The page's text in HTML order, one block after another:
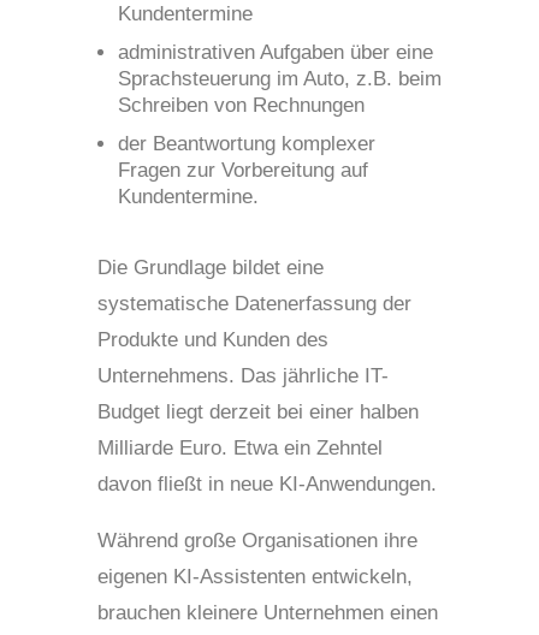
Kundentermine
administrativen Aufgaben über eine
Sprachsteuerung im Auto, z.B. beim
Schreiben von Rechnungen
der Beantwortung komplexer
Fragen zur Vorbereitung auf
Kundentermine.
Die Grundlage bildet eine
systematische Datenerfassung der
Produkte und Kunden des
Unternehmens. Das jährliche IT-
Budget liegt derzeit bei einer halben
Milliarde Euro. Etwa ein Zehntel
davon fließt in neue KI-Anwendungen.
Während große Organisationen ihre
eigenen KI-Assistenten entwickeln,
brauchen kleinere Unternehmen einen